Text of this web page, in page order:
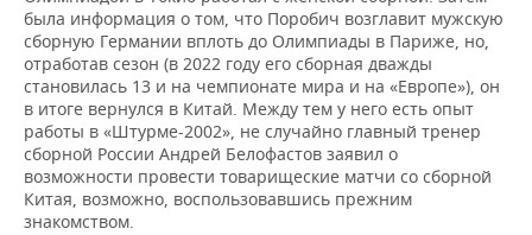
была информация о том, что Поробич возглавит мужскую
сборную Германии вплоть до Олимпиады в Париже, но,
отработав сезон (в 2022 году его сборная дважды
становилась 13 и на чемпионате мира и на «Европе»), он
в итоге вернулся в Китай. Между тем у него есть опыт
работы в «Штурме-2002», не случайно главный тренер
сборной России Андрей Белофастов заявил о
возможности провести товарищеские матчи со сборной
Китая, возможно, воспользовавшись прежним
знакомством.